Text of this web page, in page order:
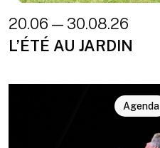
20.06 — 30.08.26
L’ÉTÉ AU JARDIN
Agenda